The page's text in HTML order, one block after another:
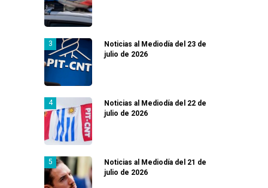
Noticias al Mediodía del 23 de
julio de 2026
Noticias al Mediodía del 22 de
julio de 2026
Noticias al Mediodía del 21 de
julio de 2026